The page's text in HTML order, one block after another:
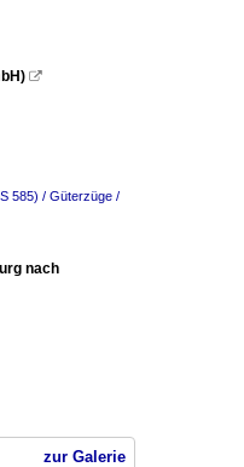

585) / Güterzüge /
nach
zur Galerie